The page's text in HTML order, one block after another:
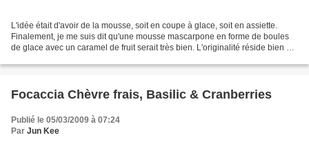
L'idée était d'avoir de la mousse, soit en coupe à glace, soit en assiette.
Finalement, je me suis dit qu'une mousse mascarpone en forme de boules
de glace avec un caramel de fruit serait très bien. L'originalité réside bien sûr
Focaccia Chèvre frais, Basilic & Cranberries
Publié le 05/03/2009 à 07:24
Par Jun Kee